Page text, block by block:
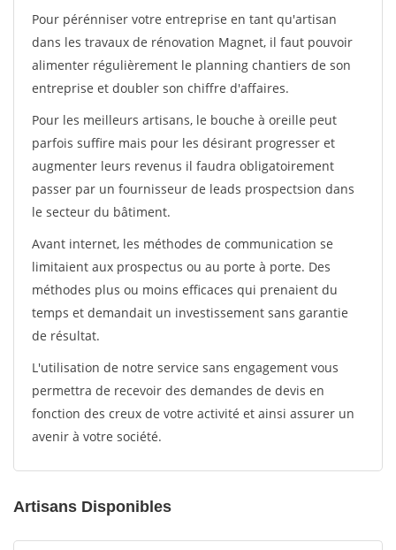
Pour pérénniser votre entreprise en tant qu'artisan
dans les travaux de rénovation Magnet, il faut pouvoir
alimenter régulièrement le planning chantiers de son
entreprise et doubler son chiffre d'affaires.
Pour les meilleurs artisans, le bouche à oreille peut
parfois suffire mais pour les désirant progresser et
augmenter leurs revenus il faudra obligatoirement
passer par un fournisseur de leads prospectsion dans
le secteur du bâtiment.
Avant internet, les méthodes de communication se
limitaient aux prospectus ou au porte à porte. Des
méthodes plus ou moins efficaces qui prenaient du
temps et demandait un investissement sans garantie
de résultat.
L'utilisation de notre service sans engagement vous
permettra de recevoir des demandes de devis en
fonction des creux de votre activité et ainsi assurer un
avenir à votre société.
Artisans Disponibles